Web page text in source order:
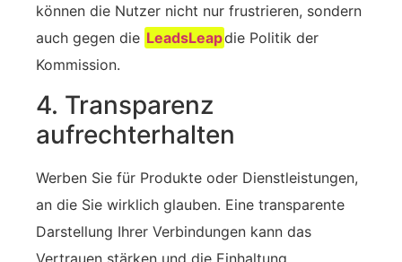
können die Nutzer nicht nur frustrieren, sondern
auch gegen die LeadsLeapdie Politik der
Kommission.
4. Transparenz
aufrechterhalten
Werben Sie für Produkte oder Dienstleistungen,
an die Sie wirklich glauben. Eine transparente
Darstellung Ihrer Verbindungen kann das